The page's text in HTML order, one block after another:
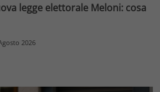
legge elettorale Meloni: cosa
2026